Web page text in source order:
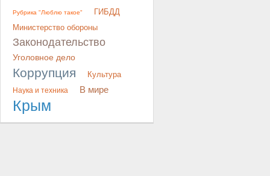
Рубрика "Люблю такое"
ГИБДД
Министерство обороны
Законодательство
Уголовное дело
Коррупция Культура
Наука и техника В мире
Крым